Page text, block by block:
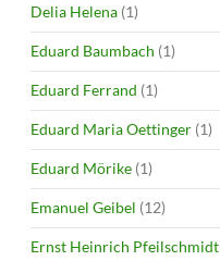
Delia Helena (1)
Eduard Baumbach (1)
Eduard Ferrand (1)
Eduard Maria Oettinger (1)
Eduard Mörike (1)
Emanuel Geibel (12)
Ernst Heinrich Pfeilschmidt